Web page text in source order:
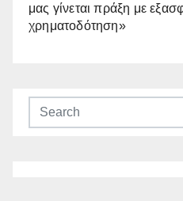
μας γίνεται πράξη με
χρηματοδότηση»